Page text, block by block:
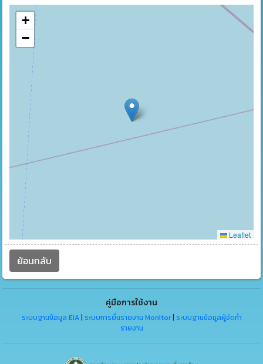
+
−
Leaflet
ย้อนกลับ
คู่มือการใช้งาน
ระบบฐานข้อมูล EIA| ระบบการยื่นรายงาน Monitor| ระบบฐานข้อมูลผู้จัดทำ
รายงาน